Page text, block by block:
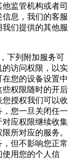
监管机构或者司
息，我们的客服
们提供的其他服
下列附加服务可
访问权限，以实
您的设备设置中
权限随时的开后
授权我们可以收
您一旦关闭任一
应权限继续收集
所对应的服务。
但不影响您正常
用您的个人信